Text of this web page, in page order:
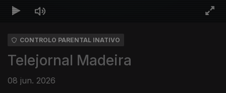
CONTROLO PARENTAL INATIVO
Telejornal Madeira
08 jun. 2026